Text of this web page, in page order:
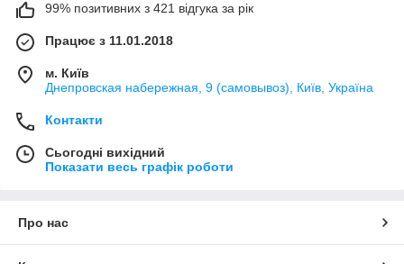
99% позитивних з 421 відгука за рік
Працює з 11.01.2018
м. Київ
Днепровская набережная, 9 (самовывоз), Київ, Україна
Контакти
Сьогодні вихідний
Показати весь графік роботи
Про нас